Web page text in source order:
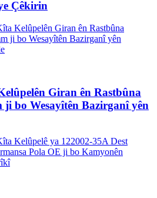
Çêkirin
Giran ên Rastbûna
bo Wesayîtên Bazirganî yên